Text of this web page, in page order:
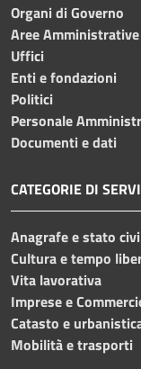
Organi di Governo
Aree Amministrative
Uffici
Enti e fondazioni
Politici
Personale
Documenti e dati
CATEGORIE DI
Anagrafe e stato
Cultura e tempo
Vita lavorativa
Imprese e
Catasto e
Mobilità e trasporti